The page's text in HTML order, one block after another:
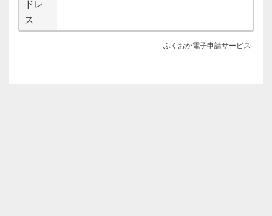
ドレ
ス
ふくおか電子申請サービス